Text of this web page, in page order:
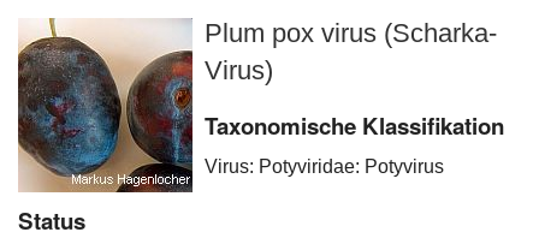
Einfuhr/Ausfuhr
Binnenmarkt
Regelungen/Standards
Ansprechpersonen
Plum pox virus (Scharka-
Virus)
Taxonomische Klassifikation
Virus: Potyviridae: Potyvirus
Status